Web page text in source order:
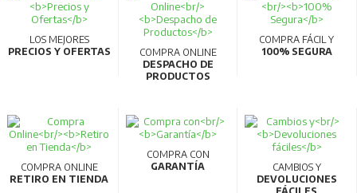
LOS MEJORES
PRECIOS Y OFERTAS
COMPRA ONLINE
DESPACHO DE
PRODUCTOS
COMPRA FÁCIL Y
100% SEGURA
COMPRA ONLINE
RETIRO EN TIENDA
COMPRA CON
GARANTÍA
CAMBIOS Y
DEVOLUCIONES